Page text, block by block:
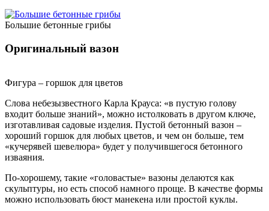
Большие бетонные грибы
Оригинальный вазон
Фигура – горшок для цветов
Слова небезызвестного Карла Крауса: «в пустую голову
входит больше знаний», можно истолковать в другом ключе,
изготавливая садовые изделия. Пустой бетонный вазон –
хороший горшок для любых цветов, и чем он больше, тем
«кучерявей шевелюра» будет у получившегося бетонного
изваяния.
По-хорошему, такие «головастые» вазоны делаются как
скульптуры, но есть способ намного проще. В качестве формы
можно использовать бюст манекена или простой куклы.